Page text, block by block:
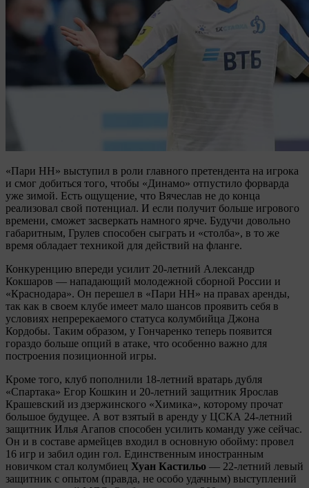
«Пари НН» выступил в роли главного претендента на игрока
и смог добиться того, чтобы «Динамо» отпустило форварда
уже зимой. Есть ощущение, что Вячеслав не до конца
реализовал свой потенциал. И если получит больше игрового
времени, сможет засверкать намного ярче. Будучи довольно
габаритным, Грулев способен сыграть и «столба», в то же
время обладает техникой для действий на фланге.
Конкуренцию впереди усилит 20-летний Александр
Кокшаров — нападающий молодежной сборной России и
«Краснодара». Он перешел в «Пари НН» на правах аренды,
так как в своем клубе имеет мало шансов проявить себя в
условиях непререкаемого статуса колумбийца Джона
Кордобы. Таким образом, у Гончаренко теперь появится
гораздо больше опций в атаке, что особенно важно для
построения позиционной игры.
Кроме того, клуб пополнили 18-летний вратарь дубля
«Спартака» Егор Кошкин и 20-летний защитник Ярослав
Крашевский из дзержинского «Химика», которому прочат
большое будущее. А вот взятый в аренду у ЦСКА 24-летний
защитник Илья Агапов способен усилить команду уже сейчас.
Он и в составе армейцев входил в основную обойму: провел
16 игр и забил один гол. Единственным иностранным
новичком стал колумбиец Хуан Кастильо — 22-летний левый
защитник с опытом (правда, не особо удачным) выступлений